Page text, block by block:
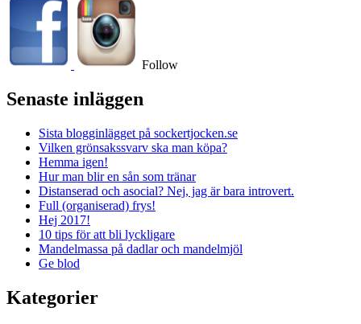
Follow
Senaste inläggen
Sista blogginlägget på sockertjocken.se
Vilken grönsakssvarv ska man köpa?
Hemma igen!
Hur man blir en sån som tränar
Distanserad och asocial? Nej, jag är bara introvert.
Full (organiserad) frys!
Hej 2017!
10 tips för att bli lyckligare
Mandelmassa på dadlar och mandelmjöl
Ge blod
Kategorier